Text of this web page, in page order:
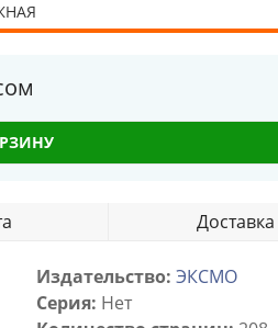
Доставка
Издательство: ЭКСМО
Серия: Нет